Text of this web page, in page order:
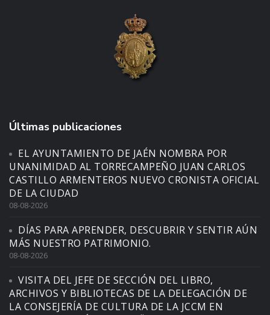
Últimas publicaciones
EL AYUNTAMIENTO DE JAÉN NOMBRA POR
UNANIMIDAD AL TORRECAMPEÑO JUAN CARLOS
CASTILLO ARMENTEROS NUEVO CRONISTA OFICIAL
DE LA CIUDAD
08-08-2026
DÍAS PARA APRENDER, DESCUBRIR Y SENTIR AÚN
MÁS NUESTRO PATRIMONIO.
08-08-2026
VISITA DEL JEFE DE SECCIÓN DEL LIBRO,
ARCHIVOS Y BIBLIOTECAS DE LA DELEGACIÓN DE
LA CONSEJERÍA DE CULTURA DE LA JCCM EN